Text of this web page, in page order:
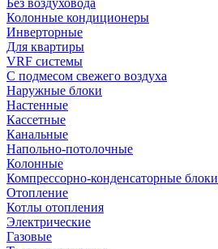
Без воздуховода
Колонные кондиционеры
Инверторные
Для квартиры
VRF системы
С подмесом свежего воздуха
Наружные блоки
Настенные
Кассетные
Канальные
Напольно-потолочные
Колонные
Компрессорно-конденсаторные блоки
Отопление
Котлы отопления
Электрические
Газовые